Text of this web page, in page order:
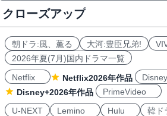
クローズアップ
朝ドラ:風、薫る 大河:豊臣兄弟!
2026年夏(7月)国内ドラマ一覧
Netflix
Netflix2026年作品
Disney+2026年作品
PrimeVideo
U-NEXT
Lemino Hulu
韓ド